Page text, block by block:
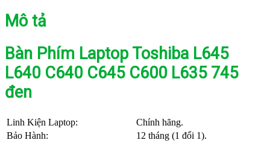
Mô tả
Bàn Phím Laptop Toshiba L645
L640 C640 C645 C600 L635 745
đen
Linh Kiện Laptop:
Chính hãng.
Bảo Hành:
12 tháng (1 đổi 1).